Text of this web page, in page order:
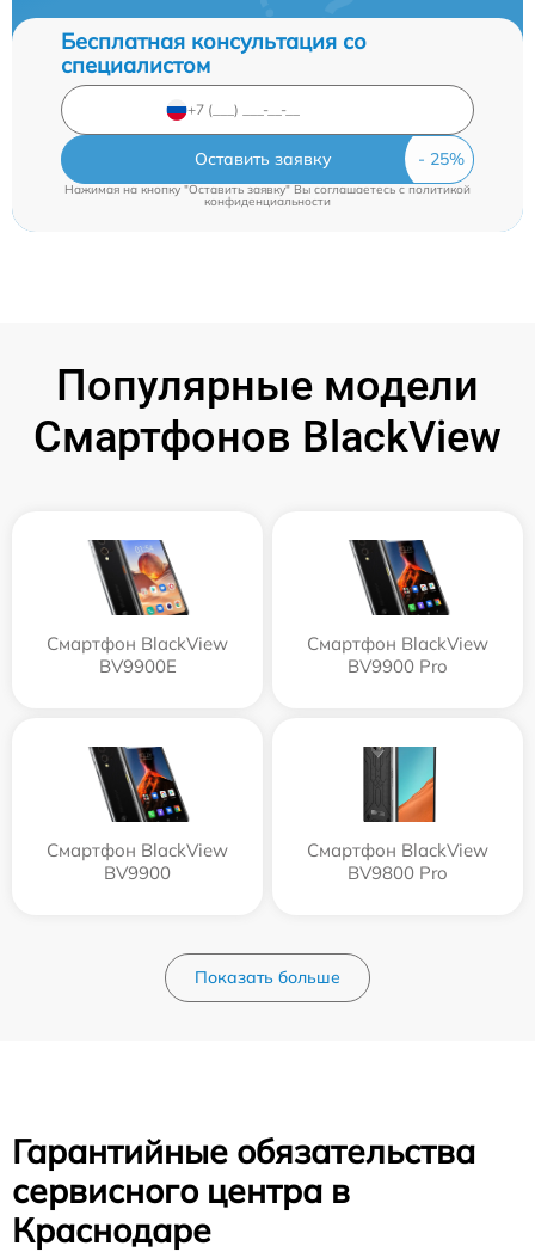
Бесплатная консультация со
специалистом
Оставить заявку
Нажимая на кнопку "Оставить заявку" Вы соглашаетесь cполитикой
конфиденциальности
Популярные модели
Смартфонов BlackView
Смартфон BlackView
BV9900E
Смартфон BlackView
BV9900 Pro
Смартфон BlackView
BV9900
Смартфон BlackView
BV9800 Pro
Показать больше
Гарантийные обязательства
сервисного центра в
Краснодаре